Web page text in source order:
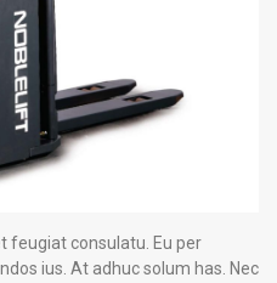
feugiat consulatu. Eu per
ius. At adhuc solum has. Nec